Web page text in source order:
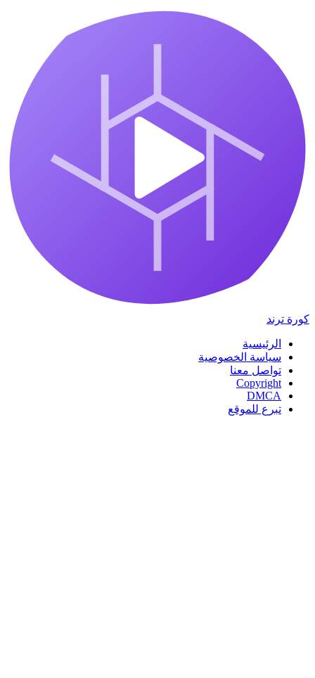
كورة ترند
الرئيسية
سياسة الخصوصية
تواصل معنا
Copyright
DMCA
تبرع للموقع